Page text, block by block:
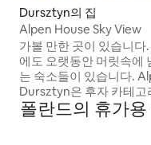
Dursztyn의 집
Alpen House Sky View
가볼 만한 곳이 있습니다
에도 오랫동안 머릿속에
는 숙소들이 있습니다.
Dursztyn은 후자 카테고
사람들이 많이 다니지 않
으며, 숲과 목초지로 둘
니 산맥과 자르 산의 탁
폴란드의 휴가